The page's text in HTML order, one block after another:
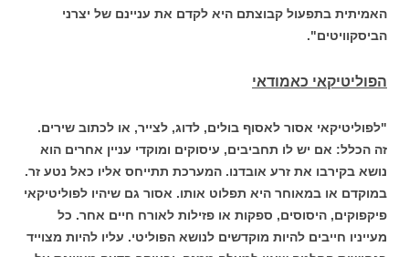
האמיתית בתפעול קבוצתם היא לקדם את עניינם של יצרני
הביסקוויטים".
הפוליטיקאי כאמודאי
"לפוליטיקאי אסור לאסוף בולים, לדוג, לצייר, או לכתוב שירים.
זה הכלל: אם יש לו תחביבים, עיסוקים ומוקדי עניין אחרים הוא
נושא בקירבו את זרע אובדנו. המערכת תתייחס אליו כאל נטע זר.
במוקדם או במאוחר היא תפלוט אותו. אסור גם שיהיו לפוליטיקאי
פיקפוקים, היסוסים, ספקות או פזילות לאורח חיים אחר. כל
מעייניו חייבים להיות מוקדשים לנושא הפוליטי. עליו להיות מצוייד